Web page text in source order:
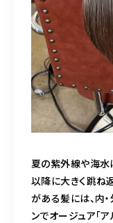
夏の紫外線や海水
以降に大きく跳ね
がある髪には、内
ンでオージュア「